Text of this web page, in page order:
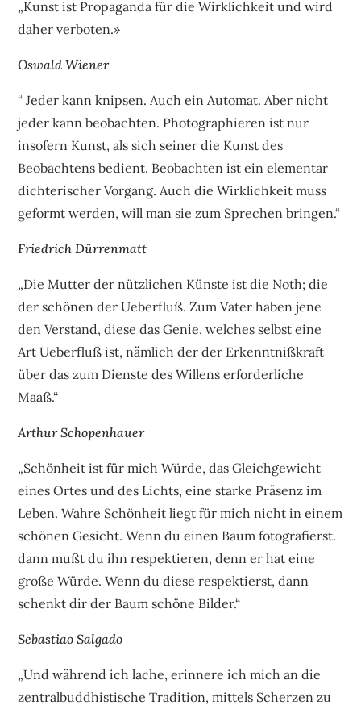
„Kunst ist Propaganda für die Wirklichkeit und wird
daher verboten.»
Oswald Wiener
“ Jeder kann knipsen. Auch ein Automat. Aber nicht
jeder kann beobachten. Photographieren ist nur
insofern Kunst, als sich seiner die Kunst des
Beobachtens bedient. Beobachten ist ein elementar
dichterischer Vorgang. Auch die Wirklichkeit muss
geformt werden, will man sie zum Sprechen bringen.“
Friedrich Dürrenmatt
„Die Mutter der nützlichen Künste ist die Noth; die
der schönen der Ueberfluß. Zum Vater haben jene
den Verstand, diese das Genie, welches selbst eine
Art Ueberfluß ist, nämlich der der Erkenntnißkraft
über das zum Dienste des Willens erforderliche
Maaß.“
Arthur Schopenhauer
„Schönheit ist für mich Würde, das Gleichgewicht
eines Ortes und des Lichts, eine starke Präsenz im
Leben. Wahre Schönheit liegt für mich nicht in einem
schönen Gesicht. Wenn du einen Baum fotografierst.
dann mußt du ihn respektieren, denn er hat eine
große Würde. Wenn du diese respektierst, dann
schenkt dir der Baum schöne Bilder.“
Sebastiao Salgado
„Und während ich lache, erinnere ich mich an die
zentralbuddhistische Tradition, mittels Scherzen zu